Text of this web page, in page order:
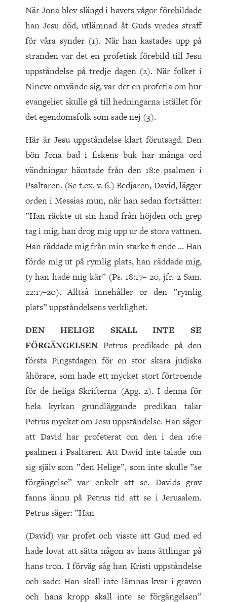
När Jona blev slängd i havets vågor förebildade
han Jesu död, utlämnad åt Guds vredes straff
för våra synder (1). När han kastades upp på
stranden var det en profetisk förebild till Jesu
uppståndelse på tredje dagen (2). När folket i
Nineve omvände sig, var det en profetia om hur
evangeliet skulle gå till hedningarna istället för
det egendomsfolk som sade nej (3).
Här är Jesu uppståndelse klart förutsagd. Den
bön Jona bad i fiskens buk har många ord
vändningar hämtade från den 18:e psalmen i
Psaltaren. (Se t.ex. v. 6.) Bedjaren, David, lägger
orden i Messias mun, när han sedan fortsätter:
”Han räckte ut sin hand från höjden och grep
tag i mig, han drog mig upp ur de stora vattnen.
Han räddade mig från min starke fi ende … Han
förde mig ut på rymlig plats, han räddade mig,
ty han hade mig kär” (Ps. 18:17– 20, jfr. 2 Sam.
22:17–20). Alltså innehåller or den ”rymlig
plats” uppståndelsens verklighet.
DEN HELIGE SKALL INTE SE
FÖRGÄNGELSEN Petrus predikade på den
första Pingstdagen för en stor skara judiska
åhörare, som hade ett mycket stort förtroende
för de heliga Skrifterna (Apg. 2). I denna för
hela kyrkan grundläggande predikan talar
Petrus mycket om Jesu uppståndelse. Han säger
att David har profeterat om den i den 16:e
psalmen i Psaltaren. Att David inte talade om
sig själv som ”den Helige”, som inte skulle ”se
förgängelse” var enkelt att se. Davids grav
fanns ännu på Petrus tid att se i Jerusalem.
Petrus säger: ”Han
(David) var profet och visste att Gud med ed
hade lovat att sätta någon av hans ättlingar på
hans tron. I förväg såg han Kristi uppståndelse
och sade: Han skall inte lämnas kvar i graven
och hans kropp skall inte se förgängelsen”